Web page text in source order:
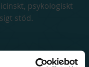
psykologiskt
stöd.